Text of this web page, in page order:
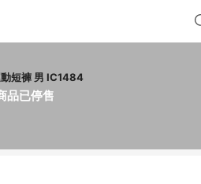
品已停售
短褲 男 IC1484